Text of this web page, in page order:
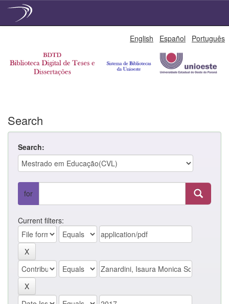
English Español Português
Search
Search:
for
Current filters: